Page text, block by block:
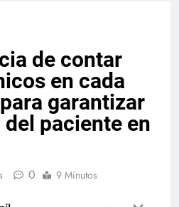
de contar
en cada
garantizar
del paciente en
0 9 Minutos